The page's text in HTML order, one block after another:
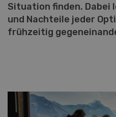
Situation finden. Dabei
und Nachteile jeder
frühzeitig